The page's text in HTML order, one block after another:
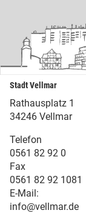
Stadt Vellmar
Rathausplatz 1
34246 Vellmar
Telefon
0561 82 92 0
Fax
0561 82 92 1081
E-Mail:
info@vellmar.de